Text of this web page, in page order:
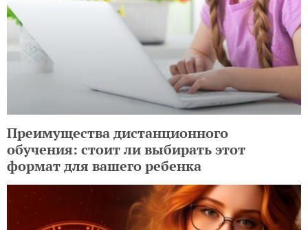
Auchan Украина в девятый раз проводит
«Дерево знаний» для детей, нуждающихся